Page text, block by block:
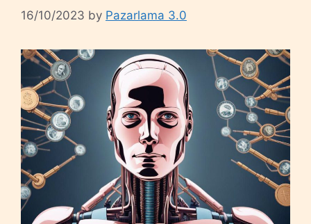
16/10/2023 by Pazarlama 3.0